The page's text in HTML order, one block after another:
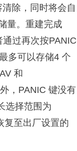
除，同时将会自
量。重建完成
过再次按PANIC
多可以存储4 个
和
，PANIC 键没有
选择范围为
复至出厂设置的